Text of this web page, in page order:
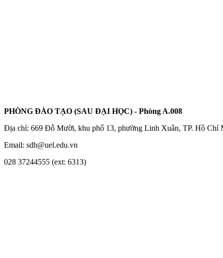
PHÒNG ĐÀO TẠO (SAU ĐẠI HỌC) - Phòng A.008
Địa chỉ: 669 Đỗ Mười, khu phố 13, phường Linh Xuân, TP. Hồ Chí
Email: sdh@uel.edu.vn
028 37244555 (ext: 6313)